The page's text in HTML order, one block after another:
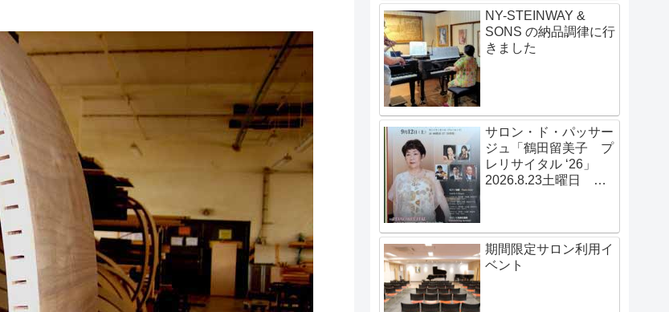
NY-STEINWAY &
SONS の納品調律に行
きました
サロン・ド・パッサー
ジュ「鶴田留美子 プ
レリサイタル ‘26」
2026.8.23土曜日
期間限定サロン利用イ
ベント